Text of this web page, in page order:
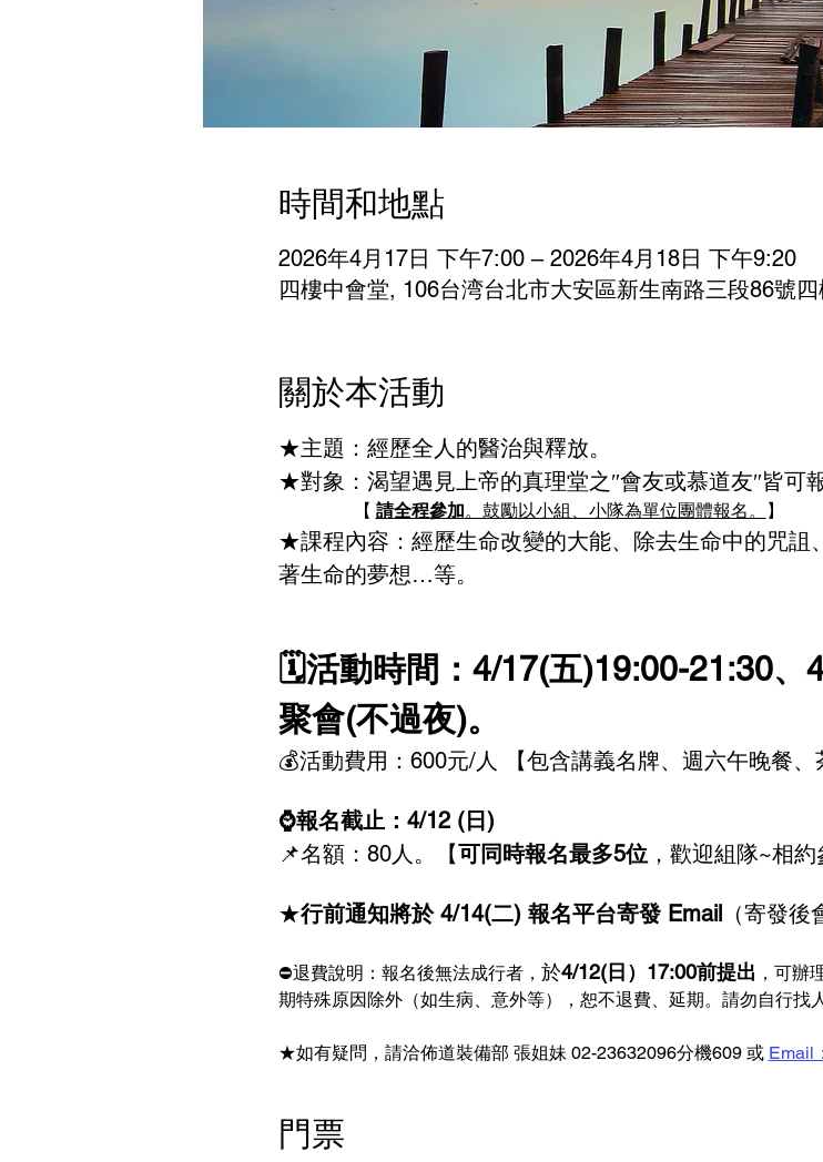
時間和地點
2026年4月17日 下午7:00 – 2026年4月18日 下午9:20
四樓中會堂, 106台湾台北市大安區新生南路三段86號四
關於本活動
★主題：經歷全人的醫治與釋放。
★對象：渴望遇見上帝的真理堂之″會友或慕道友″皆可
【 請全程參加。鼓勵以小組、小隊為單位團體報名。 】
★課程內容：經歷生命改變的大能、除去生命中的咒詛
著生命的夢想…等。
🗓️活動時間：4/17(五)19:00-21:30、
聚會(不過夜)。
💰活動費用：600元/人 【包含講義名牌、週六午晚餐、
⌚報名截止：4/12 (日)
📌名額：80人。【可同時報名最多5位，歡迎組隊~相約
★行前通知將於 4/14(二) 報名平台寄發 Email（寄發後
⛔退費說明：報名後無法成行者， 於4/12(日）17:00前提出 ，可辦
期特殊原因除外（如生病、意外等），恕不退費、延期。請勿自行找人
★如有疑問，請洽佈道裝備部 張姐妹 02-23632096分機609 或 Email
門票